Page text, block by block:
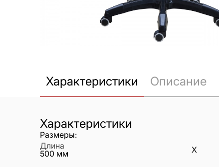
Характеристики Описание
Характеристики
Размеры:
Длина
500 мм X